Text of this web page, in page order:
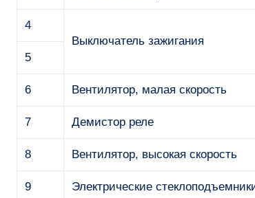
4
Выключатель зажигания
5
6 Вентилятор, малая скорость
7 Демистор реле
8 Вентилятор, высокая скорость
9 Электрические